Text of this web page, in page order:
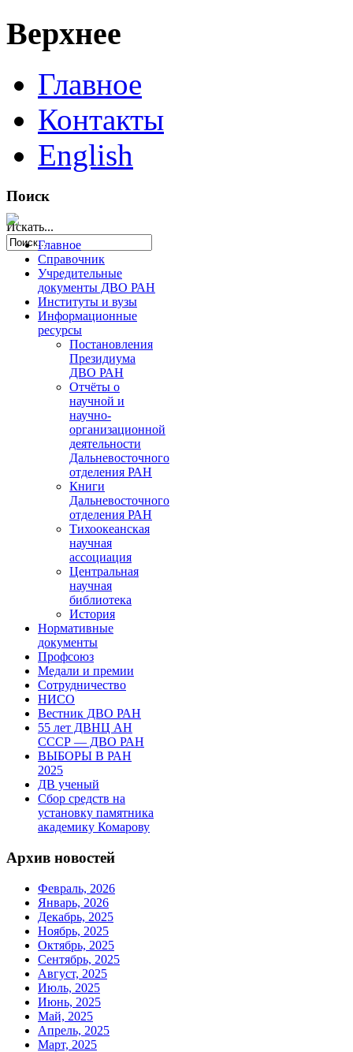
Верхнее
Главное
Контакты
English
Поиск
Искать...
Главное
Справочник
Учредительные
документы ДВО РАН
Институты и вузы
Информационные
ресурсы
Постановления
Президиума
ДВО РАН
Отчёты о
научной и
научно-
организационной
деятельности
Дальневосточного
отделения РАН
Книги
Дальневосточного
отделения РАН
Тихоокеанская
научная
ассоциация
Центральная
научная
библиотека
История
Нормативные
документы
Профсоюз
Медали и премии
Сотрудничество
НИСО
Вестник ДВО РАН
55 лет ДВНЦ АН
СССР — ДВО РАН
ВЫБОРЫ В РАН
2025
ДВ ученый
Сбор средств на
установку памятника
академику Комарову
Архив новостей
Февраль, 2026
Январь, 2026
Декабрь, 2025
Ноябрь, 2025
Октябрь, 2025
Сентябрь, 2025
Август, 2025
Июль, 2025
Июнь, 2025
Май, 2025
Апрель, 2025
Март, 2025